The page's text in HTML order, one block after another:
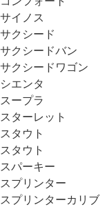
サイノス
サクシード
サクシードバン
サクシードワゴン
シエンタ
スープラ
スターレット
スタウト
スタウト
スパーキー
スプリンター
スプリンターカリブ